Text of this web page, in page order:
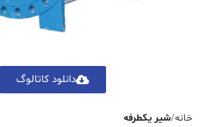
خانه شیر یکطرفه
دانلود کاتالوگ